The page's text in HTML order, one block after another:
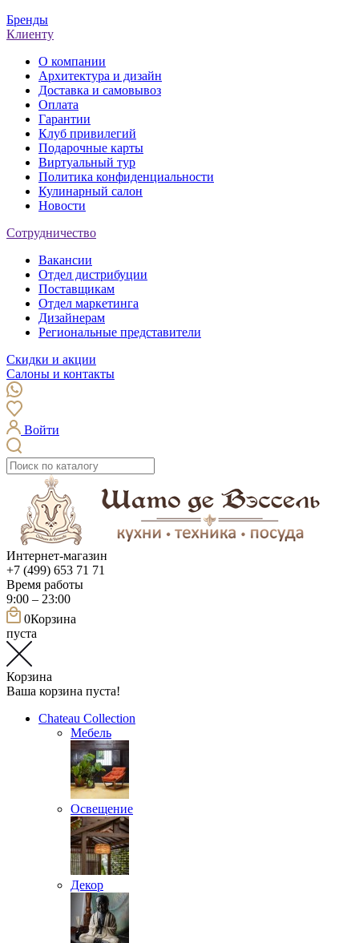
Бренды
Клиенту
О компании
Архитектура и дизайн
Доставка и самовывоз
Оплата
Гарантии
Клуб привилегий
Подарочные карты
Виртуальный тур
Политика конфиденциальности
Кулинарный салон
Новости
Сотрудничество
Вакансии
Отдел дистрибуции
Поставщикам
Отдел маркетинга
Дизайнерам
Региональные представители
Скидки и акции
Салоны и контакты
Войти
Интернет-магазин
+7 (499) 653 71 71
Время работы
9:00 – 23:00
0Корзина
пуста
Корзина
Ваша корзина пуста!
Chateau Collection
Мебель
Освещение
Декор